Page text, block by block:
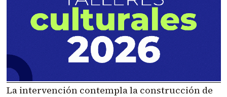
La intervención contempla la construcción de